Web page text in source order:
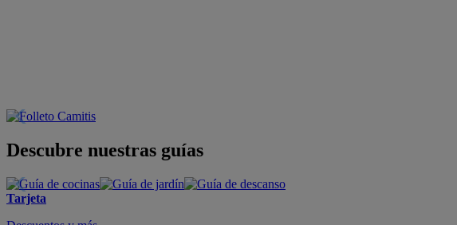
Descubre nuestras guías
Tarjeta